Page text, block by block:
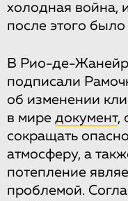
холодная война,
после этого
В Рио-де-
подписали
об изменении
в мире документ,
сокращать
атмосферу, а
потепление
проблемой.